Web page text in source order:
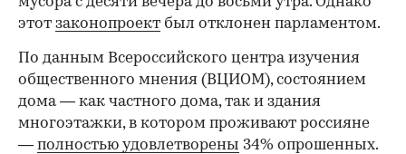
этот законопроект был отклонен парламентом.
По данным Всероссийского центра изучения
общественного мнения (ВЦИОМ), состоянием
дома — как частного дома, так и здания
многоэтажки, в котором проживают россияне
— полностью удовлетворены 34% опрошенных.